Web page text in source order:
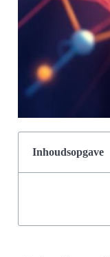
Inhoudsopgave